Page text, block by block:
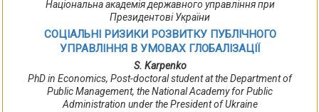
Національна академія державного управління при
Президентові України
СОЦІАЛЬНІ РИЗИКИ РОЗВИТКУ ПУБЛІЧНОГО
УПРАВЛІННЯ В УМОВАХ ГЛОБАЛІЗАЦІЇ
S. Karpenko
PhD in Economics, Post-doctoral student at the Department of
Public Management, the National Academy for Public
Administration under the President of Ukraine